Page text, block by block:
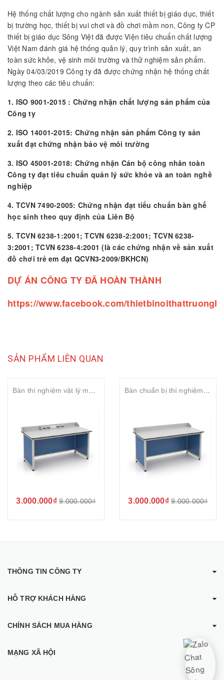
Hệ thống chất lượng cho ngành sản xuất thiết bị giáo dục, thiết
bị trường học, thiết bị vui chơi và đồ chơi mầm non, Công ty CP
thiết bị giáo dục Sông Việt đã được Viện tiêu chuẩn chất lượng
Việt Nam đánh giá hệ thống quản lý, quy trình sản xuất, an
toàn sức khỏe, vệ sinh môi trường và thử nghiệm sản phẩm.
Ngày 04/03/2019 Công ty đã được chứng nhận hệ thống chất
lượng theo các tiêu chuẩn:
1. ISO 9001-2015 : Chứng nhận chất lượng sản phẩm của
Công ty
2. ISO 14001-2015: Chứng nhận sản phẩm Công ty sản
xuất đạt chứng nhận bảo vệ môi trường
3. ISO 45001-2018: Chứng nhận Cán bộ công nhân toàn
Công ty đạt tiêu chuẩn quản lý sức khỏe và an toàn nghề
nghiệp
4. TCVN 7490-2005: Chứng nhận đạt tiểu chuẩn bàn ghế
học sinh theo quy định của Liên Bộ
5. TCVN 6238-1:2001; TCVN 6238-2:2001; TCVN 6238-
3:2001; TCVN 6238-4:2001 (là các chứng nhận về sản xuất
đồ chơi trẻ em đạt QCVN3-2009/BKHCN)
DỰ ÁN CÔNG TY ĐÃ HOÀN THÀNH
https://www.facebook.com/
SẢN PHẨM LIÊN QUAN
3.000.000₫ 9.000.000₫ 3.000.000₫ 9.000.000₫
THÔNG TIN CÔNG TY
HỖ TRỢ KHÁCH HÀNG
CHÍNH SÁCH MUA HÀNG
MẠNG XÃ HỘI